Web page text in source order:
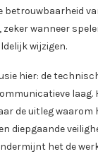
betrouwbaarheid
wanneer
wijzigen.
hier: de
laag.
de uitleg
diepgaande
het de